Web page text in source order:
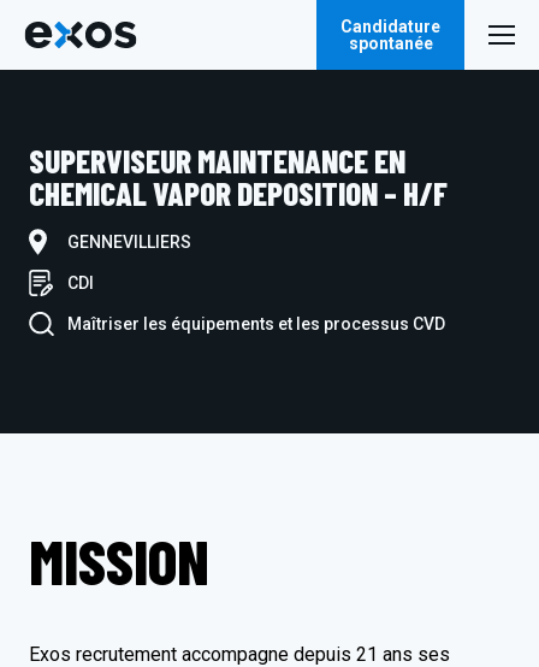
Candidature
spontanée
SUPERVISEUR MAINTENANCE EN
CHEMICAL VAPOR DEPOSITION – H/F
GENNEVILLIERS
CDI
Maîtriser les équipements et les processus CVD
MISSION
Exos recrutement accompagne depuis 21 ans ses